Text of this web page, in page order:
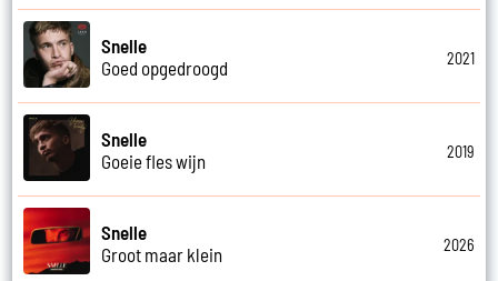
Snelle
Goed opgedroogd
2021
Snelle
Goeie fles wijn
2019
Snelle
Groot maar klein
2026